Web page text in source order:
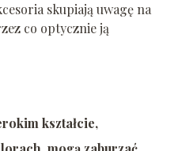
skupiają uwagę na
co optycznie ją
kształcie,